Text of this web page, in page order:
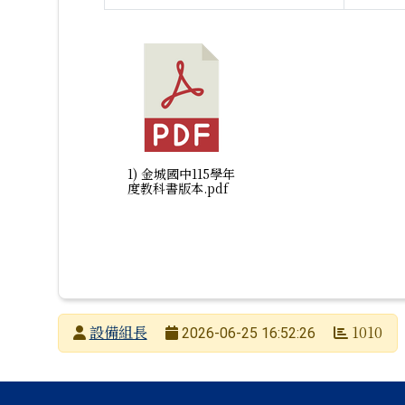
1) 金城國中115學年
度教科書版本.pdf
發布者設備組長
2026-06-25 16:52:26 1010